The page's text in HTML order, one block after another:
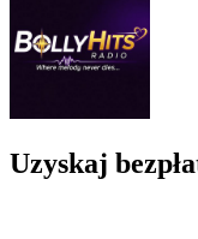
Uzyskaj